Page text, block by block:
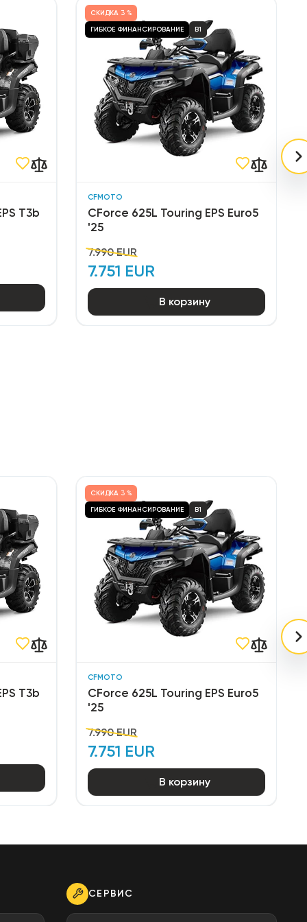
T3b
CFMOTO
CForce 625L Touring EPS Euro5
'25
7.990 EUR
7.751 EUR
СКИДКА 3 %
ГИБКОЕ ФИНАНСИРОВАНИЕ
B1
В корзину
T3b
CFMOTO
CForce 625L Touring EPS Euro5
'25
7.990 EUR
7.751 EUR
СКИДКА 3 %
ГИБКОЕ ФИНАНСИРОВАНИЕ
B1
В корзину
СЕРВИС